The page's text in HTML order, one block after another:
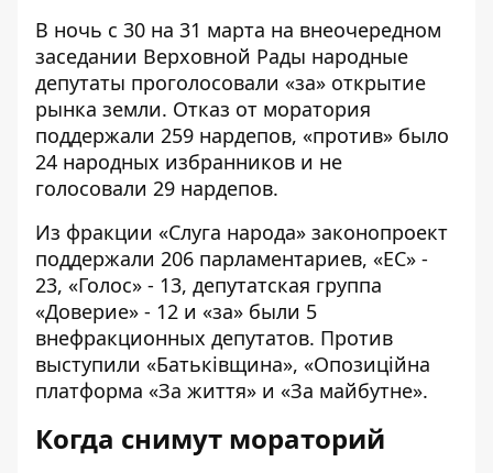
В ночь с 30 на 31 марта на внеочередном
заседании Верховной Рады народные
депутаты проголосовали «за» открытие
рынка земли. Отказ от моратория
поддержали 259 нардепов, «против» было
24 народных избранников и не
голосовали 29 нардепов.
Из фракции «Слуга народа» законопроект
поддержали 206 парламентариев, «ЕС» -
23, «Голос» - 13, депутатская группа
«Доверие» - 12 и «за» были 5
внефракционных депутатов. Против
выступили «Батьківщина», «Опозиційна
платформа «За життя» и «За майбутне».
Когда снимут мораторий